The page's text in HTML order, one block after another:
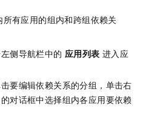
有应用的组内和跨组依赖关
侧导航栏中的 应用列表 进入应
要编辑依赖关系的分组，单击右
的对话框中选择组内各应用要依赖